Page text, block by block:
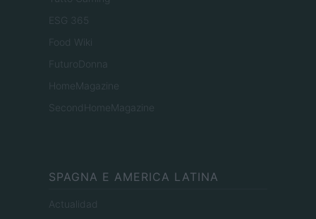
ESG 365
Food Wiki
FuturoDonna
HomeMagazine
SecondHomeMagazine
SPAGNA E AMERICA LATINA
Actualidad